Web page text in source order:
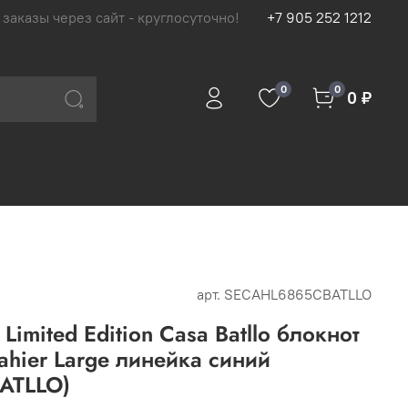
через сайт - круглосуточно! +7 905 252 1212
0 0 0 ₽
арт. SECAHL6865CBATLLO
Edition Casa Batllo блокнот
Large линейка синий